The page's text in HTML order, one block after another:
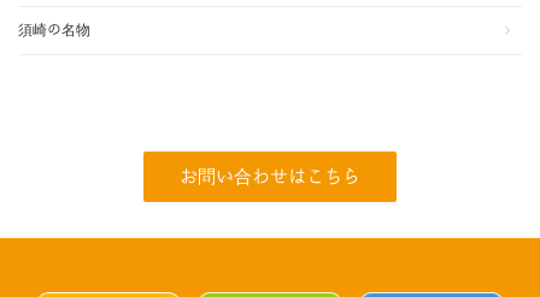
須崎の名物
お問い合わせはこちら